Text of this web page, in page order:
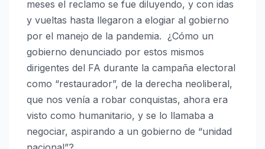
meses el reclamo se fue diluyendo, y con idas
y vueltas hasta llegaron a elogiar al gobierno
por el manejo de la pandemia. ¿Cómo un
gobierno denunciado por estos mismos
dirigentes del FA durante la campaña electoral
como “restaurador”, de la derecha neoliberal,
que nos venía a robar conquistas, ahora era
visto como humanitario, y se lo llamaba a
negociar, aspirando a un gobierno de “unidad